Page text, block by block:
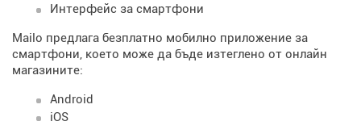
Интерфейс за смартфони
Mailo предлага безплатно мобилно приложение за
смартфони, което може да бъде изтеглено от онлайн
магазините:
Android
iOS